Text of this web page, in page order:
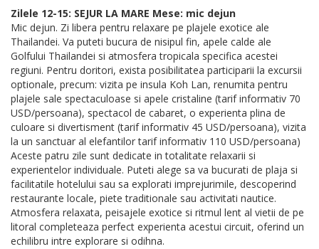
Zilele 12-15: SEJUR LA MARE Mese: mic dejun
Mic dejun. Zi libera pentru relaxare pe plajele exotice ale
Thailandei. Va puteti bucura de nisipul fin, apele calde ale
Golfului Thailandei si atmosfera tropicala specifica acestei
regiuni. Pentru doritori, exista posibilitatea participarii la excursii
optionale, precum: vizita pe insula Koh Lan, renumita pentru
plajele sale spectaculoase si apele cristaline (tarif informativ 70
USD/persoana), spectacol de cabaret, o experienta plina de
culoare si divertisment (tarif informativ 45 USD/persoana), vizita
la un sanctuar al elefantilor tarif informativ 110 USD/persoana)
Aceste patru zile sunt dedicate in totalitate relaxarii si
experientelor individuale. Puteti alege sa va bucurati de plaja si
facilitatile hotelului sau sa explorati imprejurimile, descoperind
restaurante locale, piete traditionale sau activitati nautice.
Atmosfera relaxata, peisajele exotice si ritmul lent al vietii de pe
litoral completeaza perfect experienta acestui circuit, oferind un
echilibru intre explorare si odihna.